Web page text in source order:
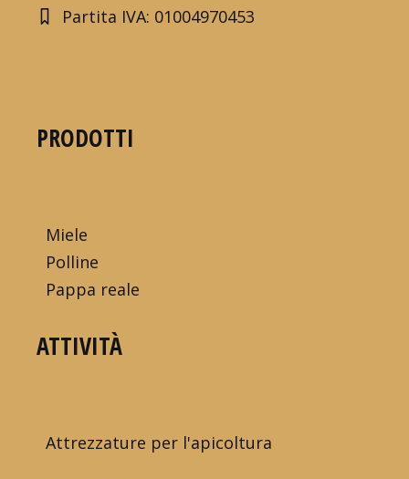
Partita IVA: 01004970453
PRODOTTI
Miele
Polline
Pappa reale
ATTIVITÀ
Attrezzature per l'apicoltura